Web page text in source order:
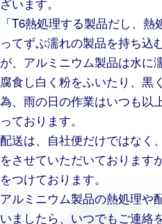
「T6熱処理する製品だし、
ってずぶ濡れの製品を持ち込
が、アルミニウム製品は水に
腐食し白く粉をふいたり、黒
為、雨の日の作業はいつも以
っております。
配送は、自社便だけではなく
をさせていただいております
をつけております。
アルミニウム製品の熱処理や
いましたら、いつでもご連絡